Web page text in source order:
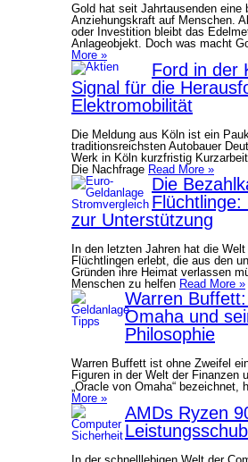
Gold hat seit Jahrtausenden eine
Anziehungskraft auf Menschen.
oder Investition bleibt das
Anlageobjekt. Doch was macht
More »
Ford in der
Signal für die
Elektromobilität
Die Meldung aus Köln ist ein
traditionsreichsten Autobauer
Werk in Köln kurzfristig
Die Nachfrage Read More »
Die
Flüchtlinge:
zur Unterstützung
In den letzten Jahren hat die
Flüchtlingen erlebt, die aus den
Gründen ihre Heimat verlassen
Menschen zu helfen Read More »
Warren
Omaha und
Philosophie
Warren Buffett ist ohne Zweifel
Figuren in der Welt der Finanzen
„Oracle von Omaha“ bezeichnet,
More »
AMDs Ryzen
In der schnelllebigen Welt der